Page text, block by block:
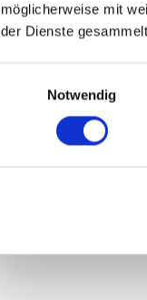
möglicherweise mit
der Dienste
Notwendig